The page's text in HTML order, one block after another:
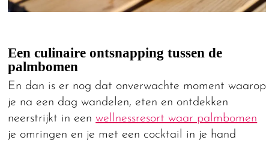
Een culinaire ontsnapping tussen de
palmbomen
En dan is er nog dat onverwachte moment waarop
je na een dag wandelen, eten en ontdekken
neerstrijkt in eenwellnessresort waar palmbomen
je omringen en je met een cocktail in je hand